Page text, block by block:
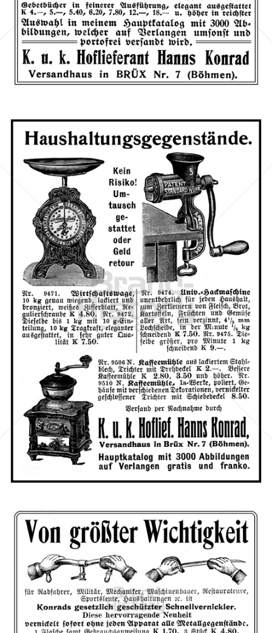
Bild-ID: 66587
Hanns Konrad, Brüx
Versandhaus Hanns Konrad, Brüx (Böhmen)
1910
Bild-ID: 66584
Hanns Konrad, Brüx